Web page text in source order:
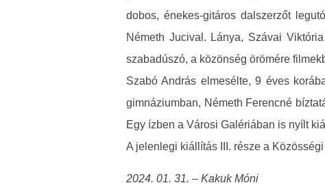
dobos, énekes-gitáros dalszerzőt
Németh Jucival. Lánya, Szávai
szabadúszó, a közönség örömére
Szabó András elmesélte, 9 éves
gimnáziumban, Németh Ferencné
Egy ízben a Városi Galériában is nyílt
A jelenlegi kiállítás III. része a
2024. 01. 31. – Kakuk Móni